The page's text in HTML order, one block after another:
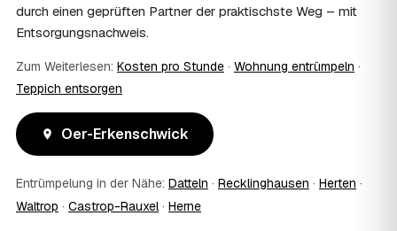
Zentrum vermittelt die Entrümpler, entscheidet aber nicht
über die Kostenübernahme.
Ja. Die Partner entsorgen über zugelassene Höfe und
stellen auf Wunsch einen Entsorgungsnachweis aus —
oder die eigene Dokumentation.
09
Muss ich bei der Entrümpelung anwesend sein?
nur zur Übergabe und zum Abschluss vor Ort; den
genauen Ablauf — etwa die Schlüsselübergabe —
durch einen geprüften Partner der praktischste Weg – mit
Entsorgungsnachweis.
Zum Weiterlesen: Kosten pro Stunde · Wohnung entrümpeln ·
Teppich entsorgen
Oer-Erkenschwick
Entrümpelung in der Nähe: Datteln · Recklinghausen · Herten ·
Waltrop · Castrop-Rauxel· Herne